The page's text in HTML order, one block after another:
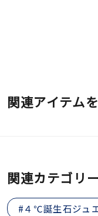
関連アイテム
関連カテゴリー
#４℃誕生石ジュ